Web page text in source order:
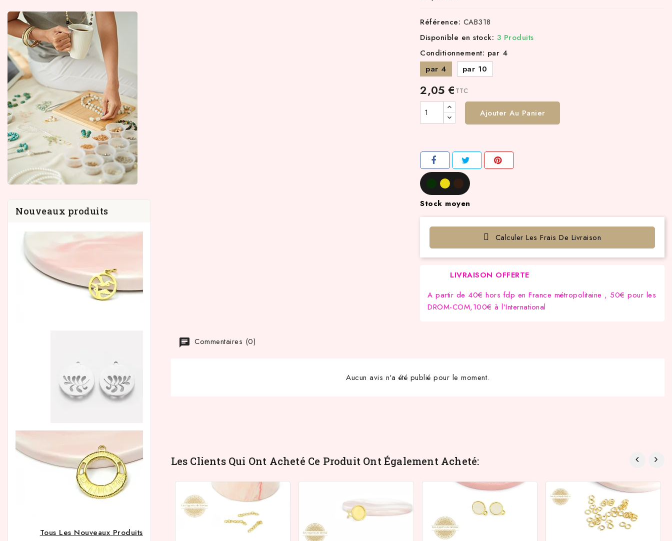
Nouveaux produits
Tous Les Nouveaux Produits
Référence: CAB318
Disponible en stock: 3 Produits
Conditionnement: par 4
par 4
par 10
2,05 € TTC
Ajouter Au Panier
Stock moyen
Calculer Les Frais De Livraison
LIVRAISON OFFERTE
A partir de 40€ hors fdp en France métropolitaine , 50€ pour les
DROM-COM,100€ à l’International
Commentaires (0)
Aucun avis n'a été publié pour le moment.
Les Clients Qui Ont Acheté Ce Produit Ont Également Acheté: